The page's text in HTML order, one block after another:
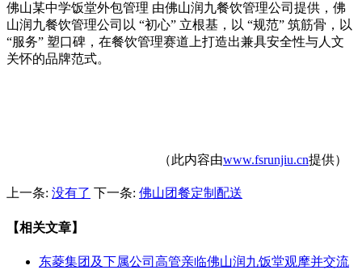
佛山某中学饭堂外包管理 由佛山润九餐饮管理公司提供，佛
山润九餐饮管理公司以 “初心” 立根基，以 “规范” 筑筋骨，以
“服务” 塑口碑，在餐饮管理赛道上打造出兼具安全性与人文
关怀的品牌范式。
（此内容由www.fsrunjiu.cn提供）
上一条: 没有了 下一条: 佛山团餐定制配送
【相关文章】
东菱集团及下属公司高管亲临佛山润九饭堂观摩并交流